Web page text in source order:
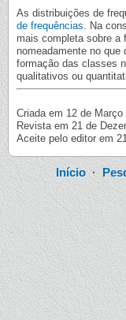
As distribuições de
de frequências. Na
mais completa sobre a
nomeadamente no
formação das classes
qualitativos ou
Criada em 12 de Março
Revista em 21 de
Aceite pelo editor em
Início·